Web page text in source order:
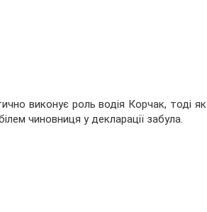
виконує роль водія Корчак, тоді як
чиновниця у декларації забула.